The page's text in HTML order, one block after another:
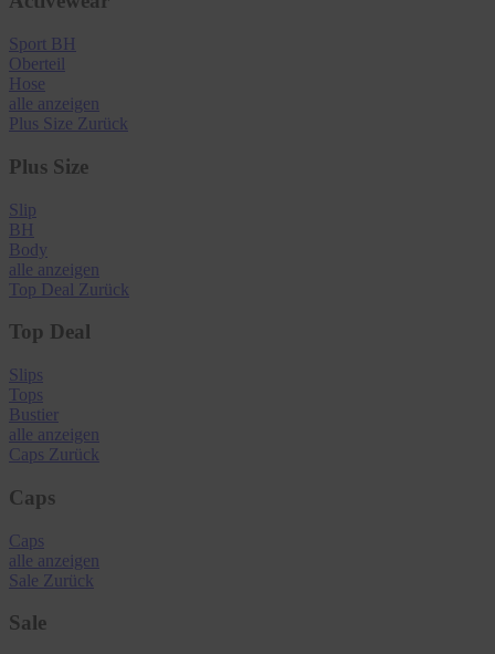
Sport BH
Oberteil
Hose
alle anzeigen
Plus Size Zurück
Plus Size
Slip
BH
Body
alle anzeigen
Top Deal Zurück
Top Deal
Slips
Tops
Bustier
alle anzeigen
Caps Zurück
Caps
Caps
alle anzeigen
Sale Zurück
Sale